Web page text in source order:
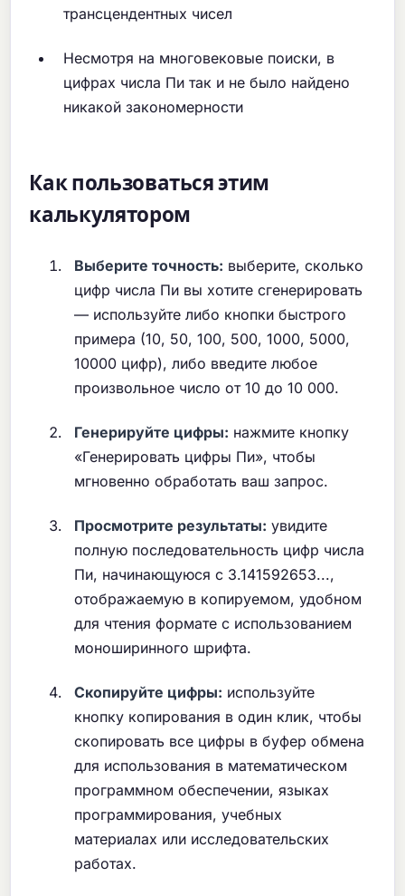
трансцендентных чисел
Несмотря на многовековые поиски, в
цифрах числа Пи так и не было найдено
никакой закономерности
Как пользоваться этим
калькулятором
Выберите точность: выберите, сколько
цифр числа Пи вы хотите сгенерировать
— используйте либо кнопки быстрого
примера (10, 50, 100, 500, 1000, 5000,
10000 цифр), либо введите любое
произвольное число от 10 до 10 000.
Генерируйте цифры: нажмите кнопку
«Генерировать цифры Пи», чтобы
мгновенно обработать ваш запрос.
Просмотрите результаты: увидите
полную последовательность цифр числа
Пи, начинающуюся с 3.141592653...,
отображаемую в копируемом, удобном
для чтения формате с использованием
моноширинного шрифта.
Скопируйте цифры: используйте
кнопку копирования в один клик, чтобы
скопировать все цифры в буфер обмена
для использования в математическом
программном обеспечении, языках
программирования, учебных
материалах или исследовательских
работах.